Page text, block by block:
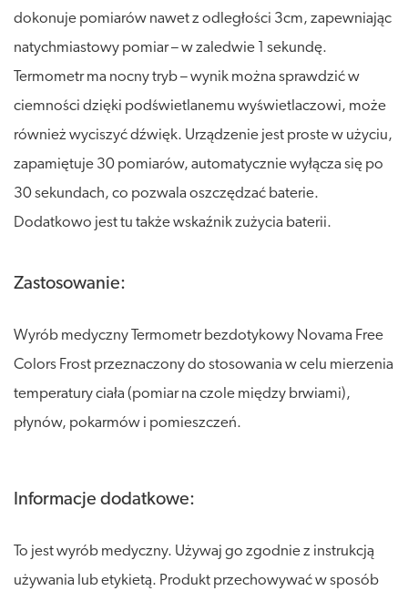
dokonuje pomiarów nawet z odległości 3cm, zapewniając
natychmiastowy pomiar – w zaledwie 1 sekundę.
Termometr ma nocny tryb – wynik można sprawdzić w
ciemności dzięki podświetlanemu wyświetlaczowi, może
również wyciszyć dźwięk. Urządzenie jest proste w użyciu,
zapamiętuje 30 pomiarów, automatycznie wyłącza się po
30 sekundach, co pozwala oszczędzać baterie.
Dodatkowo jest tu także wskaźnik zużycia baterii.
Zastosowanie:
Wyrób medyczny Termometr bezdotykowy Novama Free
Colors Frost przeznaczony do stosowania w celu mierzenia
temperatury ciała (pomiar na czole między brwiami),
płynów, pokarmów i pomieszczeń.
Informacje dodatkowe:
To jest wyrób medyczny. Używaj go zgodnie z instrukcją
używania lub etykietą. Produkt przechowywać w sposób